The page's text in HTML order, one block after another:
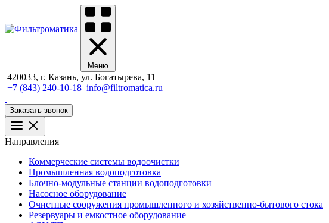
Меню
420033, г. Казань, ул. Богатырева, 11
+7 (843) 240-10-18 info@filtromatica.ru
Заказать звонок
Направления
Коммерческие системы водоочистки
Промышленная водоподготовка
Блочно-модульные станции водоподготовки
Насосное оборудование
Очистные сооружения промышленного и хозяйственно-бытового стока
Резервуары и емкостное оборудование